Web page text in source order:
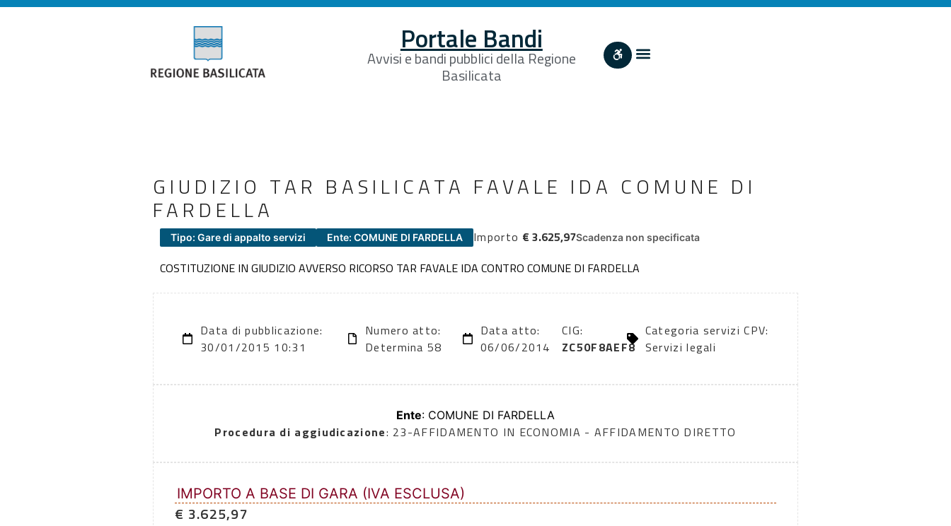
Portale Bandi
Avvisi e bandi pubblici della Regione
Basilicata
GIUDIZIO TAR BASILICATA FAVALE IDA COMUNE DI
FARDELLA
Tipo: Gare di appalto servizi Ente: COMUNE DI FARDELLA Importo € 3.625,97Scadenza non specificata
COSTITUZIONE IN GIUDIZIO AVVERSO RICORSO TAR FAVALE IDA CONTRO COMUNE DI FARDELLA
Data di pubblicazione:
30/01/2015 10:31
Numero atto:
Determina 58
Data atto:
06/06/2014
CIG:
ZC50F8AEF8
Categoria servizi CPV:
Servizi legali
Ente: COMUNE DI FARDELLA
Procedura di aggiudicazione: 23-AFFIDAMENTO IN ECONOMIA - AFFIDAMENTO DIRETTO
IMPORTO A BASE DI GARA (IVA ESCLUSA)
€ 3.625,97